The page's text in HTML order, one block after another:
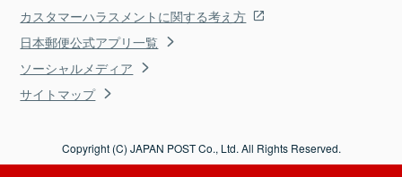
カスタマーハラスメントに関する考え方
日本郵便公式アプリ一覧
ソーシャルメディア
サイトマップ
Copyright (C) JAPAN POST Co., Ltd. All Rights Reserved.